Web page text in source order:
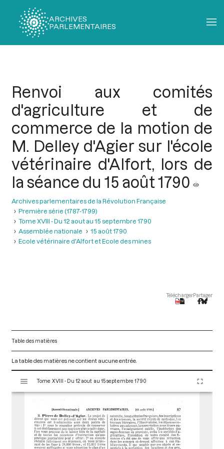
ARCHIVES
PARLEMENTAIRES
Renvoi aux comités
d'agriculture et de
commerce de la motion de
M. Delley d'Agier sur l'école
vétérinaire d'Alfort, lors de
la séance du 15 août 1790
Archives parlementaires de la Révolution Française
Première série (1787-1799)
Tome XVIII - Du 12 aout au 15 septembre 1790
Assemblée nationale
15 août 1790
Ecole vétérinaire d'Alfort et Ecole des mines
TéléchargerPartager
Table des matières
La table des matières ne contient aucune entrée.
s
Tome XVIII - Du 12 aout au 15 septembre 1790